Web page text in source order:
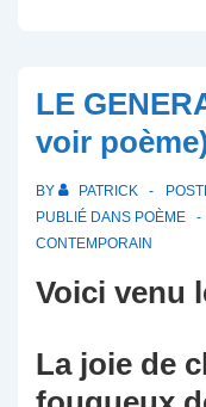
LE
voir
BY PATRICK
PUBLIÉ DANS POÈME
CONTEMPORAIN
Voici venu
La joie de